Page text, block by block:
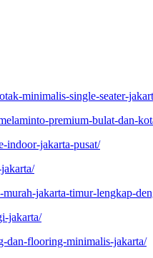
minimalis-single-seater-
premium-bulat-dan-
indoor-jakarta-pusat/
jakarta-timur-lengkap-
jakarta/
dan-flooring-minimalis-jakarta/